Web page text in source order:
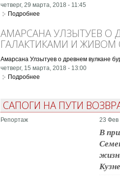
четверг, 29 марта, 2018 - 11:45
Подробнее
АМАРСАНА УЛЗЫТУЕВ О
ГАЛАКТИКАМИ И ЖИВОМ
Амарсана Улзытуев о древнем вулкане
четверг, 15 марта, 2018 - 13:00
Подробнее
САПОГИ НА ПУТИ
Репортаж 23 Фев
В